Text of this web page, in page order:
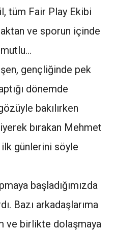
tüm Fair Play Ekibi
ve sporun içinde
gençliğinde pek
dönemde
bakılırken
bırakan Mehmet
günlerini söyle
başladığımızda
Bazı arkadaşlarıma
ve birlikte dolaşmaya